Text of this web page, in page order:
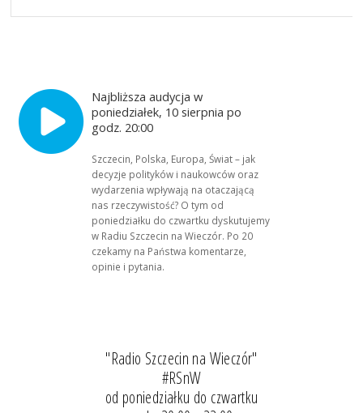
Najbliższa audycja w
poniedziałek, 10 sierpnia po
godz. 20:00
Szczecin, Polska, Europa, Świat – jak
decyzje polityków i naukowców oraz
wydarzenia wpływają na otaczającą
nas rzeczywistość? O tym od
poniedziałku do czwartku dyskutujemy
w Radiu Szczecin na Wieczór. Po 20
czekamy na Państwa komentarze,
opinie i pytania.
"Radio Szczecin na Wieczór"
#RSnW
od poniedziałku do czwartku